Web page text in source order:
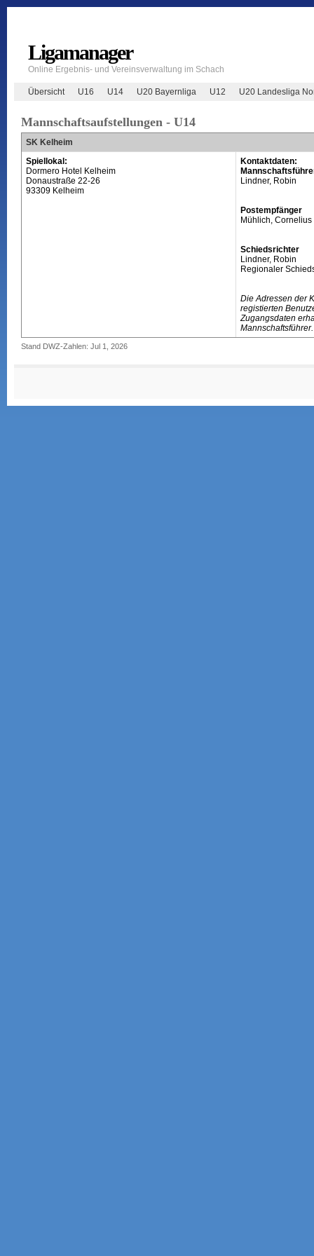
Ligamanager
Online Ergebnis- und Vereinsverwaltung im Schach
Übersicht U16 U14 U20 Bayernliga U12 U20 Landesliga
Mannschaftsaufstellungen - U14
SK Kelheim
Spiellokal:
Dormero Hotel Kelheim
Donaustraße 22-26
93309 Kelheim
Kontaktdaten:
Lindner, Robin
Postempfänger
Mühlich, Cornelius
Schiedsrichter
Lindner, Robin
Regionaler
Die Adressen der
registierten
Zugangsdaten
Mannschaftsführer.
Stand DWZ-Zahlen: Jul 1, 2026